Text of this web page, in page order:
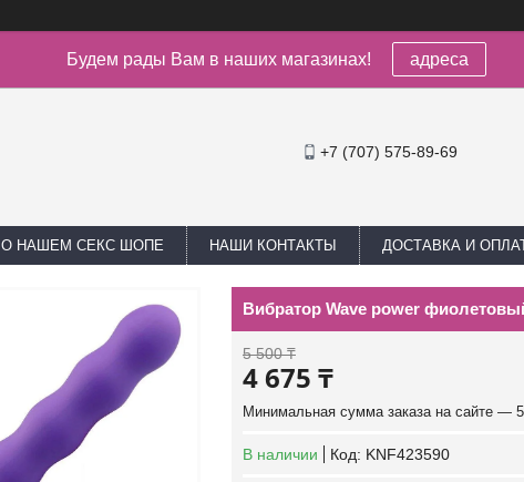
Будем рады Вам в наших магазинах! адреса
+7 (707) 575-89-69
О НАШЕМ СЕКС ШОПЕ НАШИ КОНТАКТЫ ДОСТАВКА И
Вибратор Wave power
5 500 ₸
4 675 ₸
Минимальная сумма заказа на сайте —
В наличии Код: KNF423590